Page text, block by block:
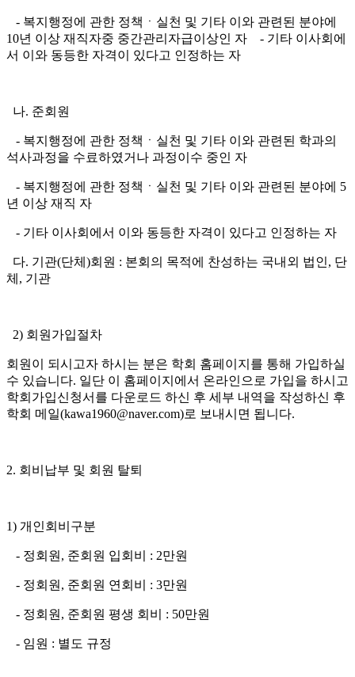
- 복지행정에 관한 정책 ㆍ 실천 및 기타 이와 관련된 분야에
10년 이상 재직자중 중간관리자급이상인 자 - 기타 이사회에
서 이와 동등한 자격이 있다고 인정하는 자
나. 준회원
- 복지행정에 관한 정책 ㆍ 실천 및 기타 이와 관련된 학과의
석사과정을 수료하였거나 과정이수 중인 자
- 복지행정에 관한 정책 ㆍ 실천 및 기타 이와 관련된 분야에 5
년 이상 재직 자
- 기타 이사회에서 이와 동등한 자격이 있다고 인정하는 자
다. 기관(단체 )회원 : 본회의 목적에 찬성하는 국내외 법인, 단
체 , 기관
2) 회원가입절차
회원이 되시고자 하시는 분은 학회 홈페이지를 통해 가입하실
수 있습니다. 일단 이 홈페이지에서 온라인으로 가입을 하시고
학회가입신청서를 다운로드 하신 후 세부 내역을 작성하신 후
학회 메일(kawa1960@naver.com)로 보내시면 됩니다.
2. 회비납부 및 회원 탈퇴
1) 개인회비구분
- 정회원 , 준회원 입회비 : 2만원
- 정회원 , 준회원 연회비 : 3만원
- 정회원 , 준회원 평생 회비 : 50만원
- 임원 : 별도 규정